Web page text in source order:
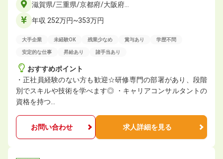
滋賀県/三重県/京都府/大阪府…
年収 252万円~353万円
大手企業 未経験OK 残業少なめ 賞与あり 学歴不問
安定的な仕事 昇給あり 諸手当あり
おすすめポイント
・正社員経験のない方も歓迎☆研修専門の部署があり、段階
別でスキルや技術を学べます◎ ・キャリアコンサルタントの
資格を持つ…
お問い合わせ 求人詳細を見る